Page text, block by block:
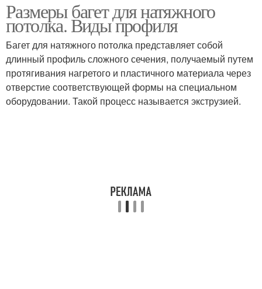
Размеры багет для натяжного
потолка. Виды профиля
Багет для натяжного потолка представляет собой
длинный профиль сложного сечения, получаемый путем
протягивания нагретого и пластичного материала через
отверстие соответствующей формы на специальном
оборудовании. Такой процесс называется экструзией.